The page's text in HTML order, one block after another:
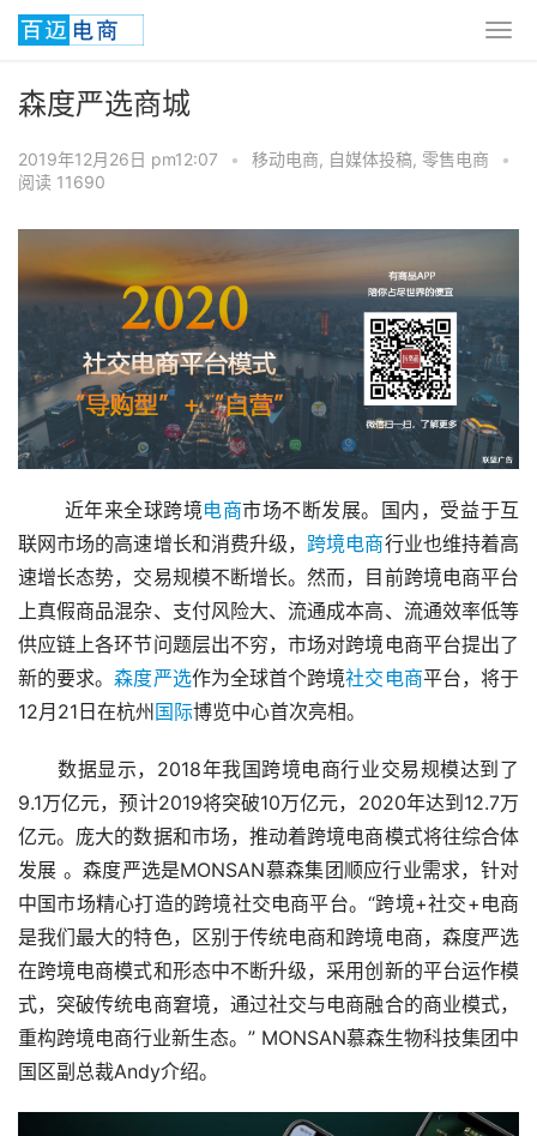
森度严选商城
2019年12月26日 pm12:07 • 移动电商, 自媒体投稿, 零售电商
•
阅读 11690
近年来全球跨境电商市场不断发展。国内，受益于互
联网市场的高速增长和消费升级， 跨境电商行业也维持着高
速增长态势，交易规模不断增长。然而，目前跨境电商平台
上真假商品混杂、支付风险大、流通成本高、流通效率低等
供应链上各环节问题层出不穷，市场对跨境电商平台提出了
新的要求。森度严选作为全球首个跨境社交电商平台，将于
12月21日在杭州国际博览中心首次亮相。
数据显示，2018年我国跨境电商行业交易规模达到了
9.1万亿元，预计2019将突破10万亿元，2020年达到12.7万
亿元。庞大的数据和市场，推动着跨境电商模式将往综合体
发展 。森度严选是MONSAN慕森集团顺应行业需求，针对
中国市场精心打造的跨境社交电商平台。“跨境+社交+电商
是我们最大的特色，区别于传统电商和跨境电商，森度严选
在跨境电商模式和形态中不断升级，采用创新的平台运作模
式，突破传统电商窘境，通过社交与电商融合的商业模式，
重构跨境电商行业新生态。” MONSAN慕森生物科技集团中
国区副总裁Andy介绍。